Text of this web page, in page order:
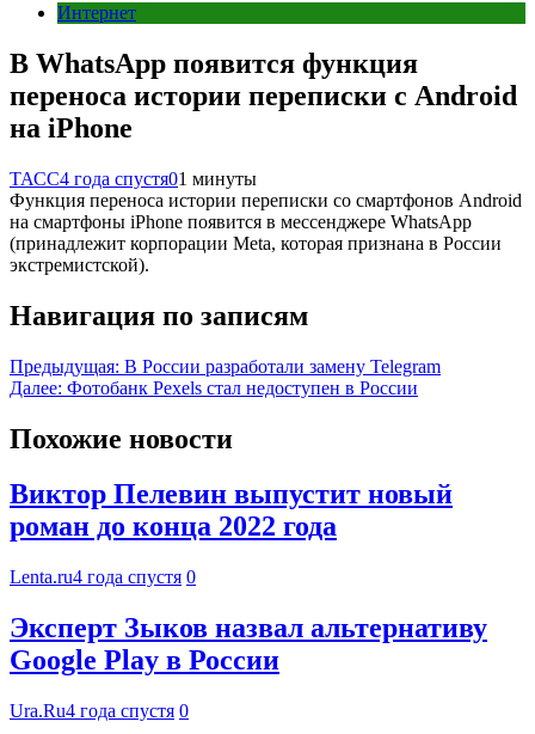
Интернет
В WhatsApp появится функция
переноса истории переписки с Android
на iPhone
ТАСС4 года спустя01 минуты
Функция переноса истории переписки со смартфонов Android
на смартфоны iPhone появится в мессенджере WhatsApp
(принадлежит корпорации Meta, которая признана в России
экстремистской).
Навигация по записям
Предыдущая: В России разработали замену Telegram
Далее: Фотобанк Pexels стал недоступен в России
Похожие новости
Виктор Пелевин выпустит новый
роман до конца 2022 года
Lenta.ru4 года спустя 0
Эксперт Зыков назвал альтернативу
Google Play в России
Ura.Ru4 года спустя 0